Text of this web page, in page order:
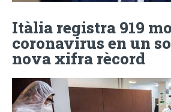
Itàlia registra 919
coronavirus en un
nova xifra rècord